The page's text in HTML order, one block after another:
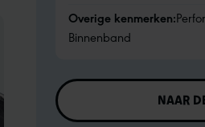
Overige kenmerken:
Binnenband
NAAR